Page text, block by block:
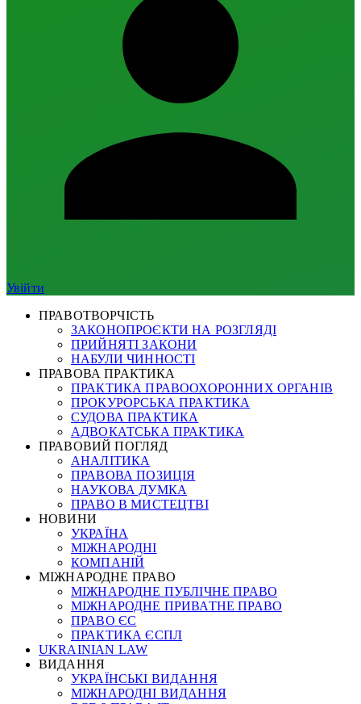
Увійти
ПРАВОТВОРЧІСТЬ
ЗАКОНОПРОЄКТИ НА РОЗГЛЯДІ
ПРИЙНЯТІ ЗАКОНИ
НАБУЛИ ЧИННОСТІ
ПРАВОВА ПРАКТИКА
ПРАКТИКА ПРАВООХОРОННИХ ОРГАНІВ
ПРОКУРОРСЬКА ПРАКТИКА
СУДОВА ПРАКТИКА
АДВОКАТСЬКА ПРАКТИКА
ПРАВОВИЙ ПОГЛЯД
АНАЛІТИКА
ПРАВОВА ПОЗИЦІЯ
НАУКОВА ДУМКА
ПРАВО В МИСТЕЦТВІ
НОВИНИ
УКРАЇНА
МІЖНАРОДНІ
КОМПАНІЙ
МІЖНАРОДНЕ ПРАВО
МІЖНАРОДНЕ ПУБЛІЧНЕ ПРАВО
МІЖНАРОДНЕ ПРИВАТНЕ ПРАВО
ПРАВО ЄС
ПРАКТИКА ЄСПЛ
UKRAINIAN LAW
ВИДАННЯ
УКРАЇНСЬКІ ВИДАННЯ
МІЖНАРОДНІ ВИДАННЯ